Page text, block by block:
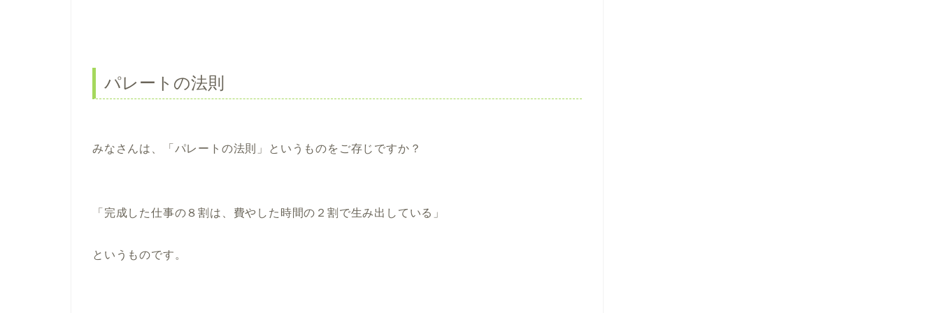
パレートの法則
みなさんは、「パレートの法則」というものをご存じですか？
「完成した仕事の８割は、費やした時間の２割で生み出している」
というものです。